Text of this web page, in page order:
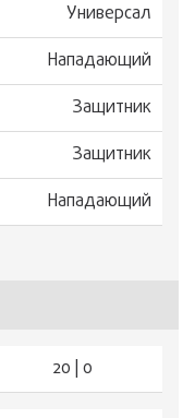
Универсал
Нападающий
Защитник
Защитник
Нападающий
20 | 0